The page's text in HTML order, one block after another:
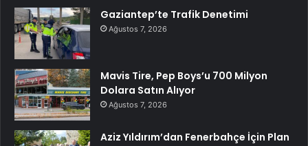
Gaziantep’te Trafik Denetimi
Ağustos 7, 2026
Mavis Tire, Pep Boys’u 700 Milyon
Dolara Satın Alıyor
Ağustos 7, 2026
Aziz Yıldırım’dan Fenerbahçe İçin Plan